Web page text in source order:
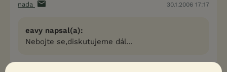
nada 30.1.2006 17:17
eavy napsal(a):
Nebojte se,diskutujeme dál...